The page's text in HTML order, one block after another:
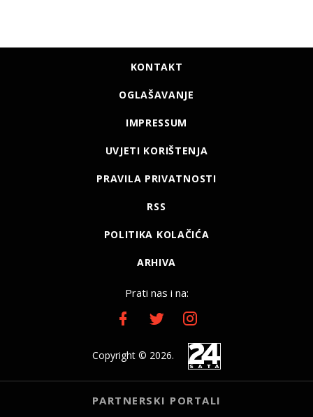
KONTAKT
OGLAŠAVANJE
IMPRESSUM
UVJETI KORIŠTENJA
PRAVILA PRIVATNOSTI
RSS
POLITIKA KOLAČIĆA
ARHIVA
Prati nas i na:
Copyright © 2026.
PARTNERSKI PORTALI